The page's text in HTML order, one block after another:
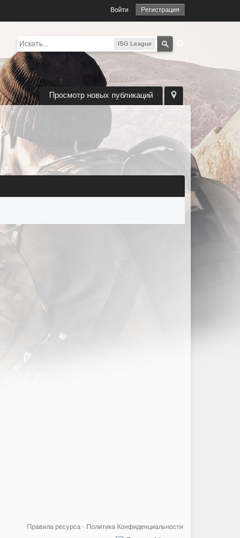
Войти Регистрация
ISG League
Просмотр новых публикаций
Политика Конфиденциальности
Правила ресурса ·